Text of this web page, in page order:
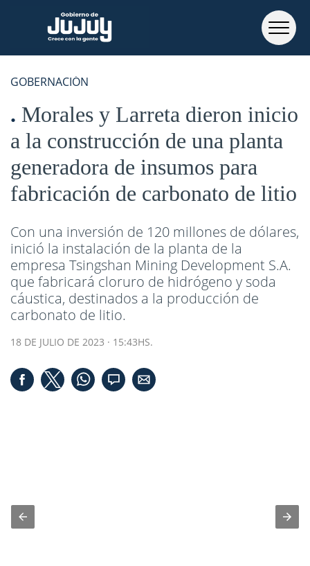
GOBERNACIÓN
Morales y Larreta dieron inicio
a la construcción de una planta
generadora de insumos para
fabricación de carbonato de litio
Con una inversión de 120 millones de dólares,
inició la instalación de la planta de la
empresa Tsingshan Mining Development S.A.
que fabricará cloruro de hidrógeno y soda
cáustica, destinados a la producción de
carbonato de litio.
18 DE JULIO DE 2023 · 15:43HS.